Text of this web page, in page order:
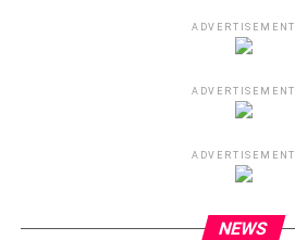
ADVERTISEMENT
ADVERTISEMENT
ADVERTISEMENT
NEWS